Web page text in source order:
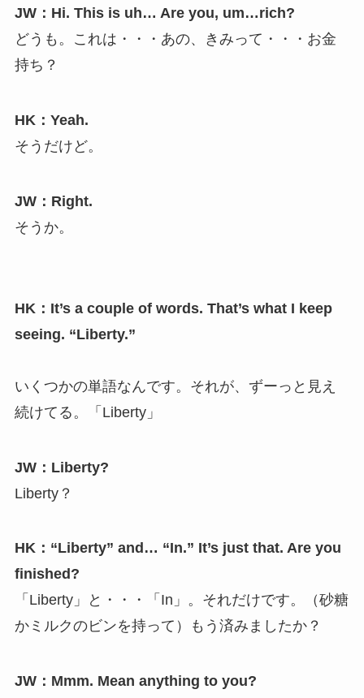
JW：Hi. This is uh… Are you, um…rich?
どうも。これは・・・あの、きみって・・・お金
持ち？
HK：Yeah.
そうだけど。
JW：Right.
そうか。
HK：It’s a couple of words. That’s what I keep
seeing. “Liberty.”
いくつかの単語なんです。それが、ずーっと見え
続けてる。「Liberty」
JW：Liberty?
Liberty？
HK：“Liberty” and… “In.” It’s just that. Are you
finished?
「Liberty」と・・・「In」。それだけです。（砂糖
かミルクのビンを持って）もう済みましたか？
JW：Mmm. Mean anything to you?